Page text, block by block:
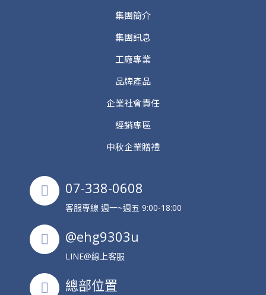
集團簡介
集團訊息
工廠專業
品牌產品
企業社會責任
經銷專區
中秋企業贈禮
07-338-0608
客服專線 週一~週五 9:00-18:00
@ehg9303u
LINE@線上客服
總部位置